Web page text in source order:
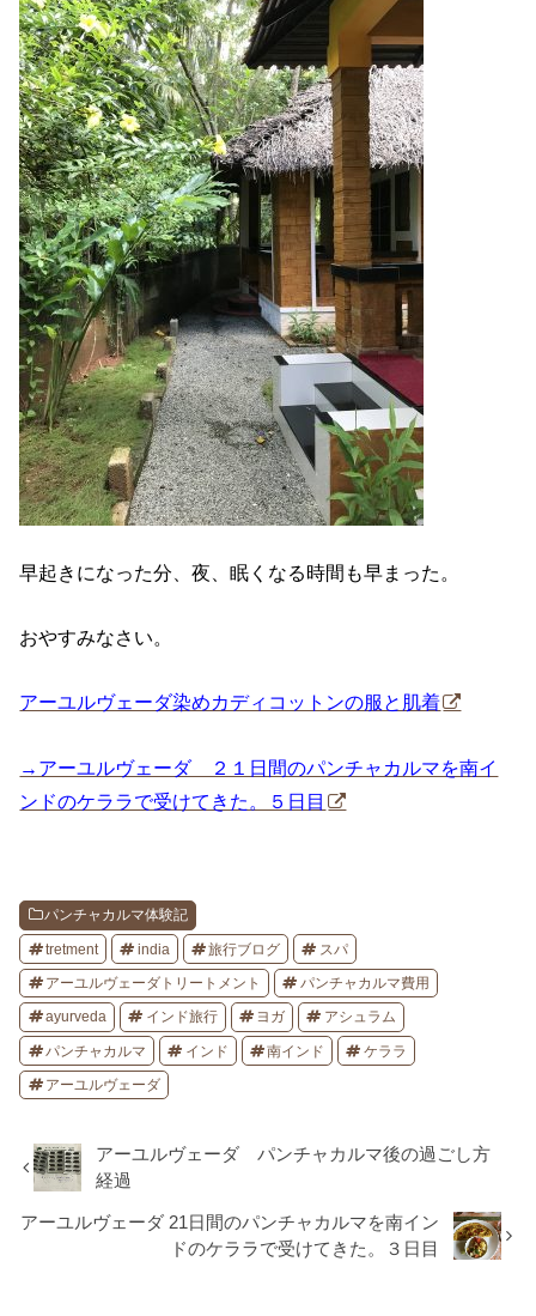
早起きになった分、夜、眠くなる時間も早まった。
おやすみなさい。
アーユルヴェーダ染めカディコットンの服と肌着
→アーユルヴェーダ ２１日間のパンチャカルマを南イ
ンドのケララで受けてきた。５日目
パンチャカルマ体験記
tretment india 旅行ブログ スパ
アーユルヴェーダトリートメント パンチャカルマ費用
ayurveda インド旅行 ヨガ アシュラム
パンチャカルマ インド 南インド ケララ
アーユルヴェーダ
アーユルヴェーダ パンチャカルマ後の過ごし方
経過
アーユルヴェーダ 21日間のパンチャカルマを南イン
ドのケララで受けてきた。３日目